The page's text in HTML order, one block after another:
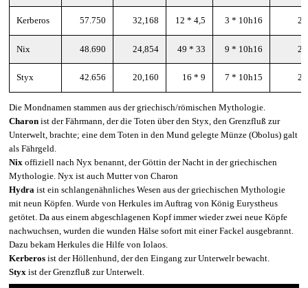
Kerberos 57.750 32,168 12 * 4,5 3 * 10h16
Nix 48.690 24,854 49 * 33 9 * 10h16
Styx 42.656 20,160 16 * 9 7 * 10h15
Die Mondnamen stammen aus der griechisch/römischen Mythologie.
Charon ist der Fährmann, der die Toten über den Styx, den Grenzfluß zur
Unterwelt, brachte; eine dem Toten in den Mund gelegte Münze (Obolus) galt
als Fährgeld.
Nix offiziell nach Nyx benannt, der Göttin der Nacht in der griechischen
Mythologie. Nyx ist auch Mutter von Charon
Hydra ist ein schlangenähnliches Wesen aus der griechischen Mythologie
mit neun Köpfen. Wurde von Herkules im Auftrag von König Eurystheus
getötet. Da aus einem abgeschlagenen Kopf immer wieder zwei neue Köpfe
nachwuchsen, wurden die wunden Hälse sofort mit einer Fackel ausgebrannt.
Dazu bekam Herkules die Hilfe von Iolaos.
Kerberos ist der Höllenhund, der den Eingang zur Unterwelr bewacht.
Styx ist der Grenzfluß zur Unterwelt.